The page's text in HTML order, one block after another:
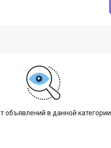
объявлений в данной категории